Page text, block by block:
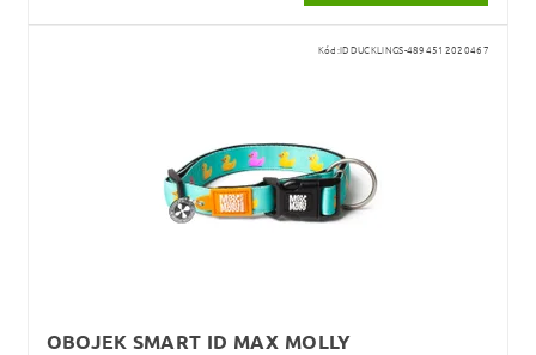
Kód:IDDUCKLINGS-4894512020467
OBOJEK SMART ID MAX MOLLY